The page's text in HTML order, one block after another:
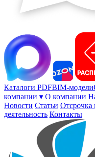
Каталоги PDFBIM-модели
компании ▾ О компании
Новости Статьи Отсрочка
деятельность Контакты